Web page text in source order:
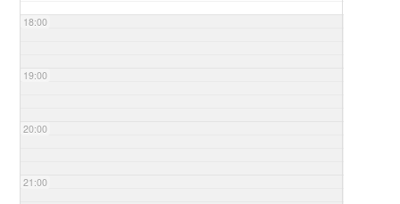
18:00
19:00
20:00
21:00